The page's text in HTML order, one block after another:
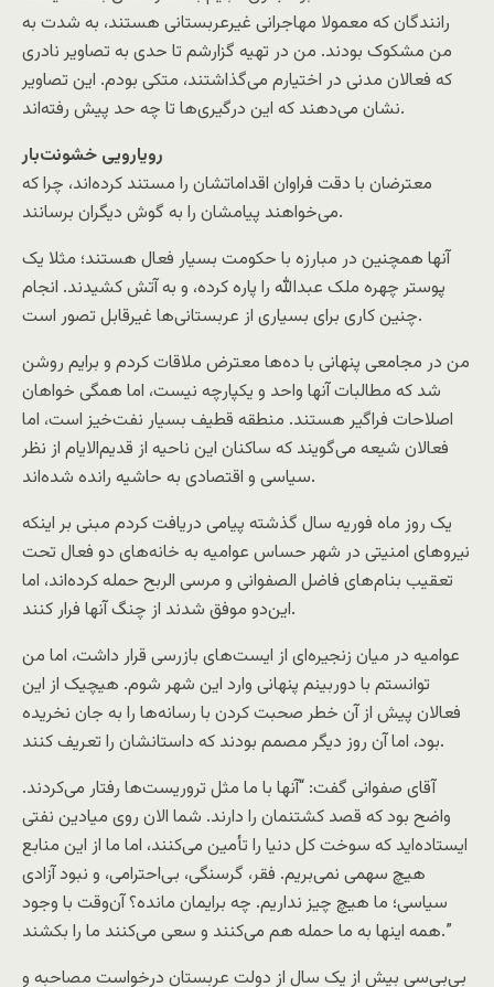
رانندگان که معمولا مهاجرانی غیرعربستانی هستند، به شدت به
من مشکوک بودند. من در تهیه گزارشم تا حدی به تصاویر نادری
که فعالان مدنی در اختیارم می‌گذاشتند، متکی بودم. این تصاویر
نشان می‌دهند که این درگیری‌ها تا چه حد پیش رفته‌اند.
رویارویی خشونت‌بار
معترضان با دقت فراوان اقداماتشان را مستند کرده‌اند، چرا که
می‌خواهند پیامشان را به گوش دیگران برسانند.
آنها همچنین در مبارزه با حکومت بسیار فعال هستند؛ مثلا یک
پوستر چهره ملک عبدالله را پاره کرده، و به آتش کشیدند. انجام
چنین کاری برای بسیاری از عربستانی‌ها غیرقابل تصور است.
من در مجامعی پنهانی با ده‌ها معترض ملاقات کردم و برایم روشن
شد که مطالبات آنها واحد و یکپارچه نیست، اما همگی خواهان
اصلاحات فراگیر هستند. منطقه قطیف بسیار نفت‌خیز است، اما
فعالان شیعه می‌گویند که ساکنان این ناحیه از قدیم‌الایام از نظر
سیاسی و اقتصادی به حاشیه رانده شده‌اند.
یک روز ماه فوریه سال گذشته پیامی دریافت کردم مبنی بر اینکه
نیروهای امنیتی در شهر حساس عوامیه به خانه‌های دو فعال تحت
تعقیب بنام‌های فاضل الصفوانی و مرسی الربح حمله کرده‌اند، اما
این‌دو موفق شدند از چنگ آنها فرار کنند.
عوامیه در میان زنجیره‌ای از ایست‌های بازرسی قرار داشت، اما من
توانستم با دوربینم پنهانی وارد این شهر شوم. هیچیک از این
فعالان پیش از آن خطر صحبت کردن با رسانه‌ها را به جان نخریده
بود، اما آن روز دیگر مصمم بودند که داستانشان را تعریف کنند.
آقای صفوانی گفت: “آنها با ما مثل تروریست‌ها رفتار می‌کردند.
واضح بود که قصد کشتنمان را دارند. شما الان روی میادین نفتی
ایستاده‌اید که سوخت کل دنیا را تأمین می‌کنند، اما ما از این منابع
هیچ سهمی نمی‌بریم. فقر، گرسنگی، بی‌احترامی، و نبود آزادی
سیاسی؛ ما هیچ چیز نداریم. چه برایمان مانده؟ آن‌وقت با وجود
همه اینها به ما حمله هم می‌کنند و سعی می‌کنند ما را بکشند.”
بی‌بی‌سی بیش از یک سال از دولت عربستان درخواست مصاحبه و